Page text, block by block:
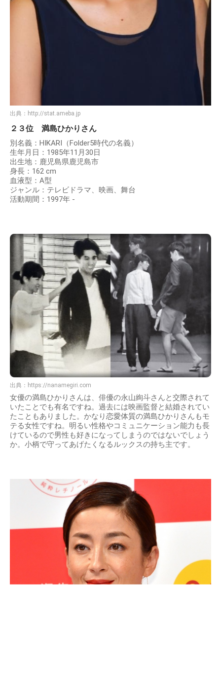
出典： http://stat.ameba.jp
２３位 満島ひかりさん
別名義：HIKARI（Folder5時代の名義）
生年月日：1985年11月30日
出生地：鹿児島県鹿児島市
身長：162 cm
血液型：A型
ジャンル：テレビドラマ、映画、舞台
活動期間：1997年 -
出典： https://nanamegiri.com
女優の満島ひかりさんは、俳優の永山絢斗さんと交際されて
いたことでも有名ですね。過去には映画監督と結婚されてい
たこともありました。かなり恋愛体質の満島ひかりさんもモ
テる女性ですね。明るい性格やコミュニケーション能力も長
けているので男性も好きになってしまうのではないでしょう
か。小柄で守ってあげたくなるルックスの持ち主です。